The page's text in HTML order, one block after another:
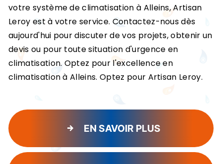
votre système de climatisation à Alleins, Artisan
Leroy est à votre service. Contactez-nous dès
aujourd'hui pour discuter de vos projets, obtenir un
devis ou pour toute situation d'urgence en
climatisation. Optez pour l'excellence en
climatisation à Alleins. Optez pour Artisan Leroy.
EN SAVOIR PLUS